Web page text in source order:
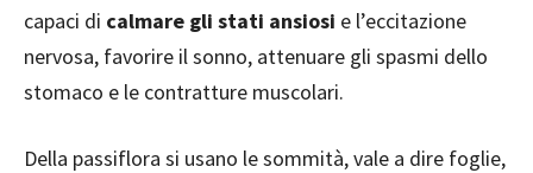
capaci di calmare gli stati ansiosi e l’eccitazione
nervosa, favorire il sonno, attenuare gli spasmi dello
stomaco e le contratture muscolari.
Della passiflora si usano le sommità, vale a dire foglie,